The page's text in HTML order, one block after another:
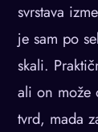
svrstava
je sam po
skali.
ali on može
tvrd, mada